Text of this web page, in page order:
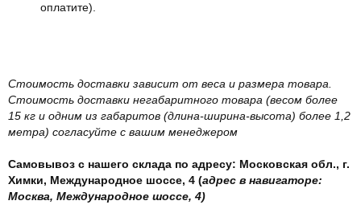
оплатите).
Стоимость доставки зависит от веса и размера товара.
Стоимость доставки негабаритного товара (весом более
15 кг и одним из габаритов (длина-ширина-высота) более 1,2
метра) согласуйте с вашим менеджером
Самовывоз с нашего склада по адресу: Московская обл., г.
Химки, Международное шоссе, 4 (адрес в навигаторе:
Москва, Международное шоссе, 4)